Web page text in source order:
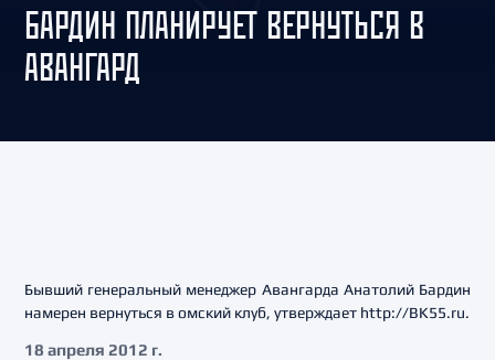
БАРДИН ПЛАНИРУЕТ ВЕРНУТЬСЯ В
АВАНГАРД
Бывший генеральный менеджер Авангарда Анатолий Бардин
намерен вернуться в омский клуб, утверждает http://BK55.ru.
18 апреля 2012 г.